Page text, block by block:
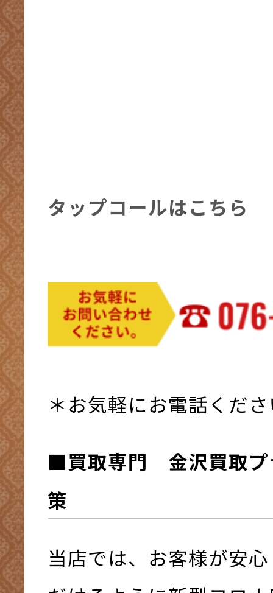
タップコールはこちら
＊お気軽にお電話くだ
■買取専門 金沢買取プ
策
当店では、お客様が安